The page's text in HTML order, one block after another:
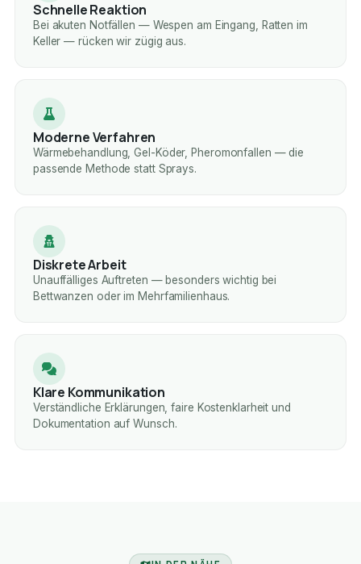
Schnelle Reaktion
Bei akuten Notfällen — Wespen am Eingang, Ratten im
Keller — rücken wir zügig aus.
Moderne Verfahren
Wärmebehandlung, Gel-Köder, Pheromonfallen — die
passende Methode statt Sprays.
Diskrete Arbeit
Unauffälliges Auftreten — besonders wichtig bei
Bettwanzen oder im Mehrfamilienhaus.
Klare Kommunikation
Verständliche Erklärungen, faire Kostenklarheit und
Dokumentation auf Wunsch.